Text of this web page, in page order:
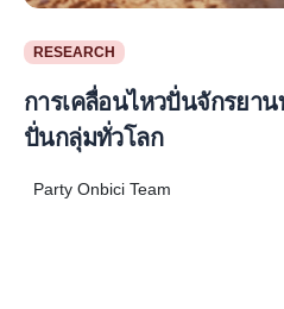
RESEARCH
การเคลื่อนไหวปั่นจักรยา
ปั่นกลุ่มทั่วโลก
Party Onbici Team